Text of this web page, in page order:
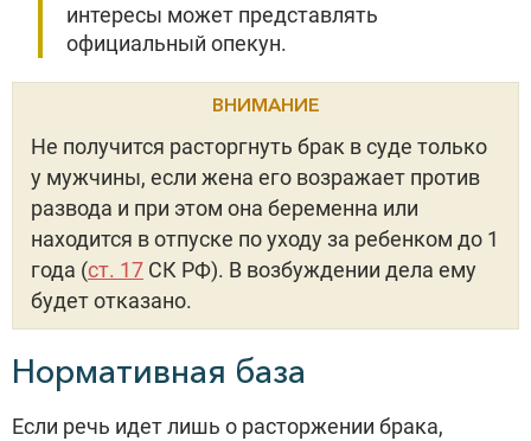
интересы может представлять
официальный опекун.
ВНИМАНИЕ
Не получится расторгнуть брак в суде только
у мужчины, если жена его возражает против
развода и при этом она беременна или
находится в отпуске по уходу за ребенком до 1
года (ст. 17 СК РФ). В возбуждении дела ему
будет отказано.
Нормативная база
Если речь идет лишь о расторжении брака,